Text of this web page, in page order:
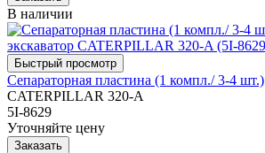
В наличии
Сепараторная пластина (1 компл./ 3-4 шт.)
CATERPILLAR 320-A
5I-8629
Уточняйте цену